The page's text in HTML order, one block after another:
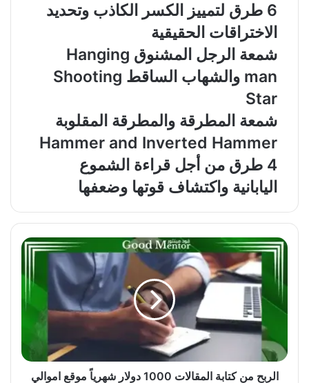
6 طرق لتمييز الكسر الكاذب وتحديد
الاختراقات الحقيقية
شمعة الرجل المشنوق Hanging
man والشهاب الساقط Shooting
Star
شمعة المطرقة والمطرقة المقلوبة
Hammer and Inverted Hammer
4 طرق من أجل قراءة الشموع
اليابانية واكتشاف قوتها وضعفها
الربح
من
كتابة
المقالات
1000
دولار
شهرياً
موقع
اموالي
الربح من كتابة المقالات 1000 دولار شهرياً موقع اموالي